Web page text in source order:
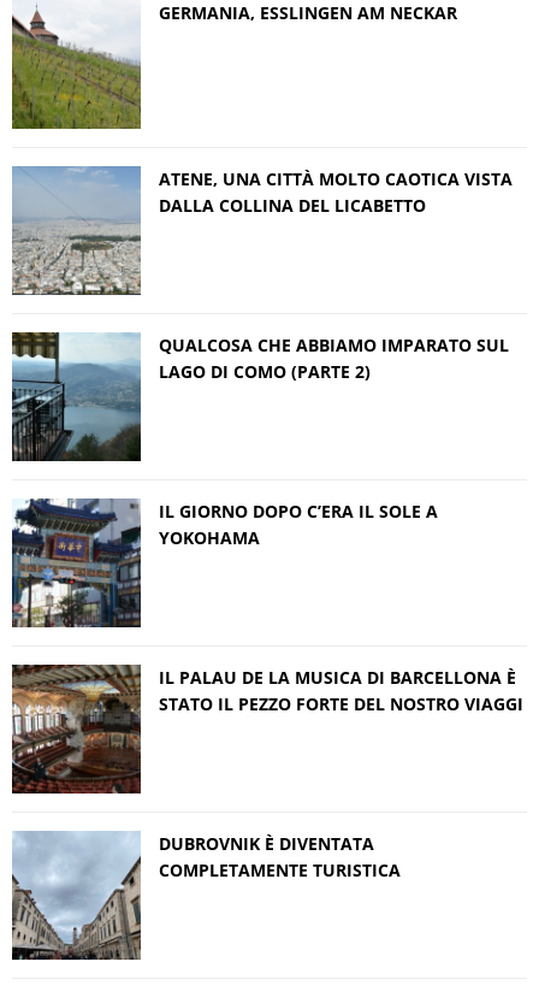
GERMANIA, ESSLINGEN AM NECKAR
ATENE, UNA CITTÀ MOLTO CAOTICA VISTA
DALLA COLLINA DEL LICABETTO
QUALCOSA CHE ABBIAMO IMPARATO SUL
LAGO DI COMO (PARTE 2)
IL GIORNO DOPO C’ERA IL SOLE A
YOKOHAMA
IL PALAU DE LA MUSICA DI BARCELLONA È
STATO IL PEZZO FORTE DEL NOSTRO VIAGGI
DUBROVNIK È DIVENTATA
COMPLETAMENTE TURISTICA